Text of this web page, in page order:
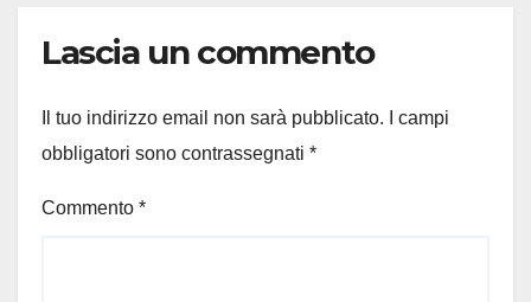
Lascia un commento
Il tuo indirizzo email non sarà pubblicato.
I campi
obbligatori sono contrassegnati *
Commento *